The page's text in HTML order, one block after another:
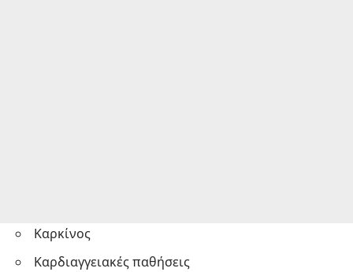
Καρκίνος
Καρδιαγγειακές παθήσεις